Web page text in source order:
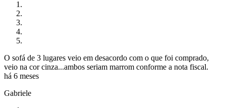
O sofá de 3 lugares veio em desacordo com o que foi comprado,
veio na cor cinza...ambos seriam marrom conforme a nota fiscal.
há 6 meses
Gabriele